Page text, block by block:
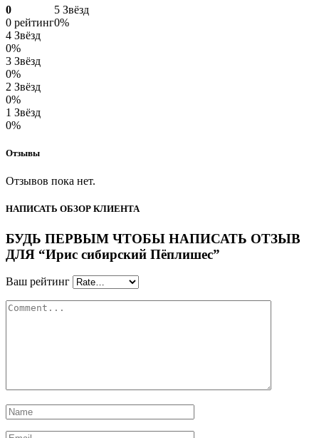
0
0 рейтинг
5 Звёзд
0%
4 Звёзд
0%
3 Звёзд
0%
2 Звёзд
0%
1 Звёзд
0%
Отзывы
Отзывов пока нет.
НАПИСАТЬ ОБЗОР КЛИЕНТА
БУДЬ ПЕРВЫМ ЧТОБЫ НАПИСАТЬ ОТЗЫВ
ДЛЯ “Ирис сибирский Пёплишес”
Ваш рейтинг